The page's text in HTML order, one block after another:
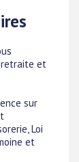
retraite et
sur
Loi
et